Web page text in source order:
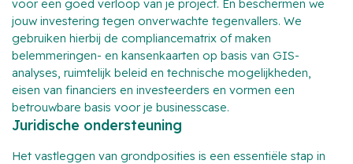
voor een goed verloop van je project. En beschermen we
jouw investering tegen onverwachte tegenvallers. We
gebruiken hierbij de compliancematrix of maken
belemmeringen- en kansenkaarten op basis van GIS-
analyses, ruimtelijk beleid en technische mogelijkheden,
eisen van financiers en investeerders en vormen een
betrouwbare basis voor je businesscase.
Juridische ondersteuning
Het vastleggen van grondposities is een essentiële stap in